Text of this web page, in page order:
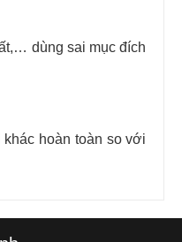
dùng sai mục đích
hoàn toàn so với